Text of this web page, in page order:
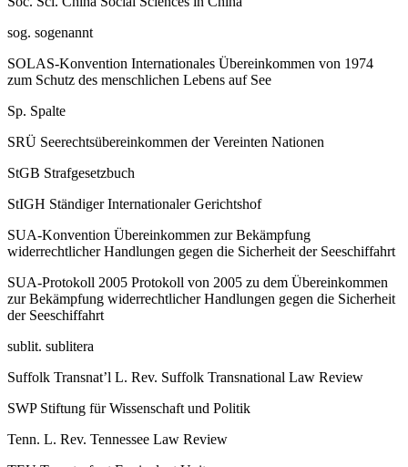
sog. sogenannt
SOLAS-​Konvention Internationales Übereinkommen von 1974
zum Schutz des menschlichen Lebens auf See
Sp. Spalte
SRÜ Seerechtsübereinkommen der Vereinten Nationen
StGB Strafgesetzbuch
StIGH Ständiger Internationaler Gerichtshof
SUA-​Konvention Übereinkommen zur Bekämpfung
widerrechtlicher Handlungen gegen die Sicherheit der Seeschiffahrt
SUA-​Protokoll 2005 Protokoll von 2005 zu dem Übereinkommen
zur Bekämpfung widerrechtlicher Handlungen gegen die Sicherheit
der Seeschiffahrt
sublit. sublitera
Suffolk Transnat’l L. Rev. Suffolk Transnational Law Review
SWP Stiftung für Wissenschaft und Politik
Tenn. L. Rev. Tennessee Law Review